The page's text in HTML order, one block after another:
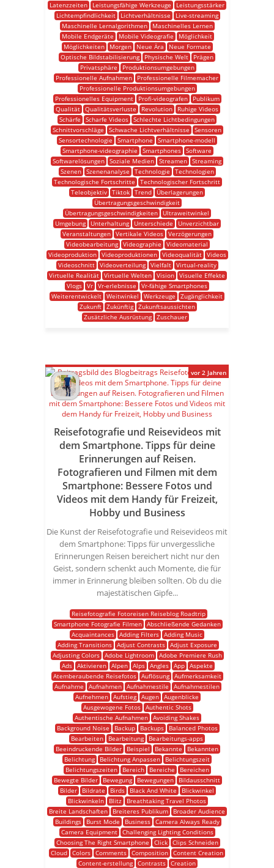
Latenzzeiten Leistungsfähige Werkzeuge
Leistungsstärker
Lichtempfindlichkeit
Lichtverhältnisse
Live-streaming
Maschinelle Lernalgorithmen
Maschinelles Lernen
Mobile Endgeräte
Mobile Videografie
Möglichkeit
Möglichkeiten
Morgen Neue Ära
Neue Formate
Optische Bildstabilisierung
Physische Welt
Prägen
Privatsphäre
Produktionsumgebungen
Professionelle Aufnahmen
Professionelle Filmemacher
Professionelle Produktionsumgebungen
Professionelles Equipment
Profi-videografen
Publikum
Qualität Qualitätsverluste Revolution
Ruhige Videos
Schärfe
Scharfe Videos Schlechte Lichtbedingungen
Schnittvorschläge
Schwache Lichtverhältnisse
Sensoren
Sensortechnologie
Smartphone
Smartphone-modell
Smartphone-videographie
Smartphones Software
Softwarelösungen Soziale Medien Streamen Streaming
Szenen
Szenenanalyse Technologie
Technologien
Technologische Fortschritte
Technologischer Fortschritt
Teleobjektiv Tiktok Trend
Überlagerungen
Übertragungsgeschwindigkeit
Übertragungsgeschwindigkeiten
Ultraweitwinkel
Umgebung
Unterhaltung Unterschiede
Unverzichtbar
Veranstaltungen Vertikale Videos Verzögerungen
Videobearbeitung Videographie
Videomaterial
Videoproduktion
Videoproduktionen Videoqualität
Videos
Videoschnitt
Videoverteilung Vielfalt
Virtual-reality
Virtuelle Realität Virtuelle Welten Vision Visuelle Effekte
Vlogs Vr Vr-erlebnisse
Vr-fähige Smartphones
Weiterentwickelt Weitwinkel Werkzeuge
Zugänglichkeit
Zukunft
Zukünftig
Zukunftsaussichten
Zusätzliche Ausrüstung Zuschauer
Reisefotografie und Reisevideos mit
dem Smartphone. Tipps für deine
Erinnerungen auf Reisen.
Fotografieren und Filmen mit dem
Smartphone: Bessere Fotos und
Videos mit dem Handy für Freizeit,
Hobby und Business
Die Kunst der Reisefotografie und Reisevideos mit
dem Smartphone: Tipps für unvergessliche
Erinnerungen Reisen bereichert nicht nur den
Geist, sondern schenkt auch Momente, die für
immer in Erinnerung bleiben sollten. Ob du die
majestätischen Gipfe...
Reisefotografie Fotoreisen Reiseblog Roadtrip
Smartphone Fotografie Filmen
Abschließende Gedanken
Acquaintances Adding Filters Adding Music
Adding Transitions
Adjust Contrasts
Adjust Exposure
Adjusting Colors
Adobe Lightroom
Adobe Premiere Rush
Ads
Aktivieren Alpen Alps Angles App
Aspekte
Atemberaubende Reisefotos
Auflösung
Aufmerksamkeit
Aufnahme
Aufnahmen Aufnahmestile
Aufnahmestilen
Aufnehmen Aufstieg Augen Augenblicke
Ausgewogene Fotos
Authentic Shots
Authentische Aufnahmen Avoiding Shakes
Background Noise
Backup Backups
Balanced Photos
Bearbeiten
Bearbeitung
Bearbeitungs-apps
Beeindruckende Bilder
Beispiel Bekannte
Bekannten
Belichtung
Belichtung Anpassen
Belichtungszeit
Belichtungszeiten
Bereich Bereiche
Bereichen
Bewegte Bilder
Bewegung Bewegungen
Bildausschnitt
Bilder
Bildrate Birds Black And White
Blickwinkel
Blickwinkeln
Blitz
Breathtaking Travel Photos
Breite Landschaften
Breiteres Publikum
Broader Audience
Buildings
Burst Mode Business
Camera Always Ready
Camera Equipment
Challenging Lighting Conditions
Choosing The Right Smartphone
Click
Clips Schneiden
Cloud Colors Comments Composition Content Creation
Content-erstellung Contrasts Creation
vor 2 Jahren